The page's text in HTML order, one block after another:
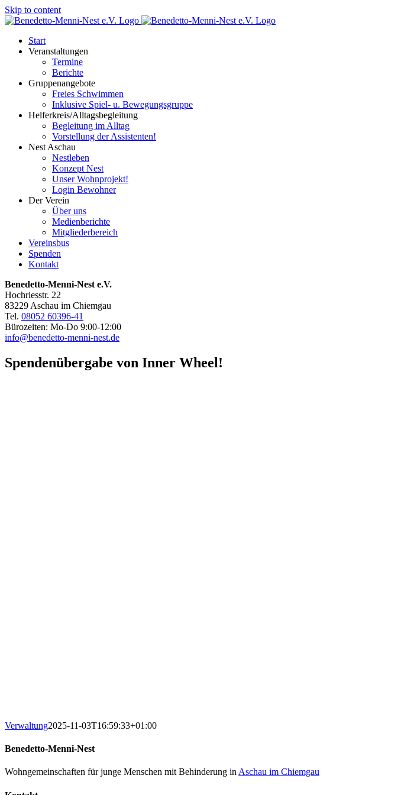
Skip to content
Start
Veranstaltungen
Termine
Berichte
Gruppenangebote
Freies Schwimmen
Inklusive Spiel- u. Bewegungsgruppe
Helferkreis/Alltagsbegleitung
Begleitung im Alltag
Vorstellung der Assistenten!
Nest Aschau
Nestleben
Konzept Nest
Unser Wohnprojekt!
Login Bewohner
Der Verein
Über uns
Medienberichte
Mitgliederbereich
Vereinsbus
Spenden
Kontakt
Benedetto-Menni-Nest e.V.
Hochriesstr. 22
83229 Aschau im Chiemgau
Tel. 08052 60396-41
Bürozeiten: Mo-Do 9:00-12:00
info@benedetto-menni-nest.de
Spendenübergabe von Inner Wheel!
Verwaltung2025-11-03T16:59:33+01:00
Benedetto-Menni-Nest
Wohngemeinschaften für junge Menschen mit Behinderung in Aschau im Chiemgau